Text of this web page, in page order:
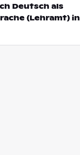
Deutsch als
(Lehramt) in